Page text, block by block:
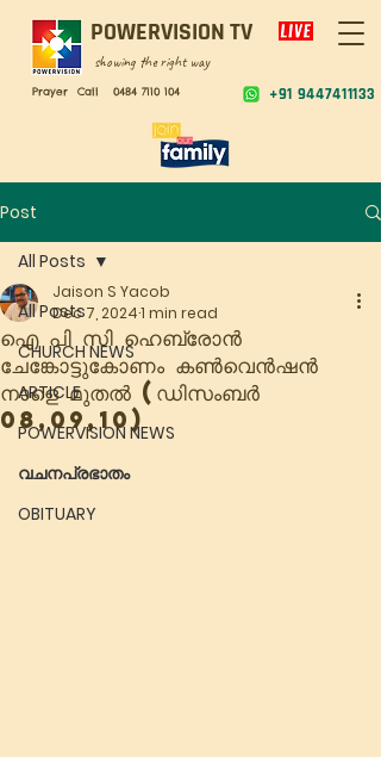
POWERVISION TV
showing the right way
+91 9447411133
Prayer Call 0484 7110 104
Post
All Posts
CHURCH NEWS
ARTICLE
POWERVISION NEWS
വചനപ്രഭാതം
OBITUARY
All Posts
ഐ പി സി ഹെബ്രോൻ
ചേങ്കോട്ടുകോണം കൺവെൻഷൻ
നാളെ മുതൽ (ഡിസംബർ
08,09,10)
Jaison S Yacob
Dec 7, 20241 min read